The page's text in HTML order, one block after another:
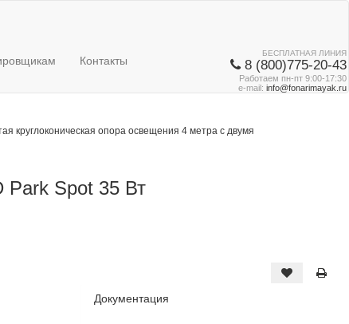
Контакты
БЕСПЛАТНАЯ ЛИНИЯ
8 (800)775-20-43
Работаем пн-пт 9:00-17:30
e-mail: info@fonarimayak.ru
круглоконическая опора освещения 4 метра с двумя
Park Spot 35 Вт
Документация